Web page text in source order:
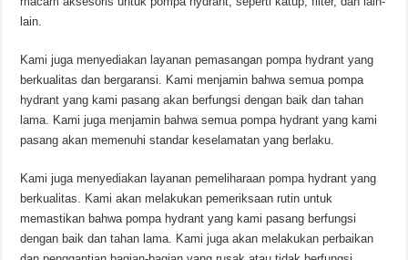
lain.
Kami juga menyediakan layanan pemasangan pompa hydrant yang
berkualitas dan bergaransi. Kami menjamin bahwa semua pompa
hydrant yang kami pasang akan berfungsi dengan baik dan tahan
lama. Kami juga menjamin bahwa semua pompa hydrant yang kami
pasang akan memenuhi standar keselamatan yang berlaku.
Kami juga menyediakan layanan pemeliharaan pompa hydrant yang
berkualitas. Kami akan melakukan pemeriksaan rutin untuk
memastikan bahwa pompa hydrant yang kami pasang berfungsi
dengan baik dan tahan lama. Kami juga akan melakukan perbaikan